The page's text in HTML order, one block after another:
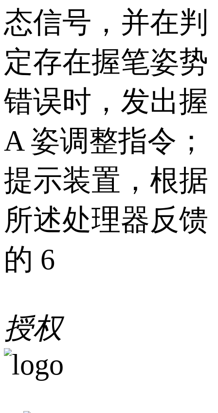
态信号，并在判
定存在握笔姿势
错误时，发出握
A 姿调整指令；
提示装置，根据
所述处理器反馈
的 6
授权